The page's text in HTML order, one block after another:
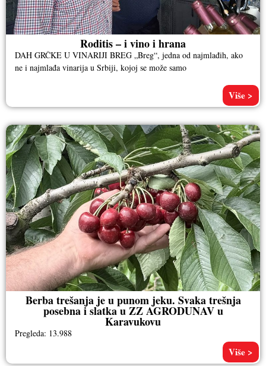
Roditis – i vino i hrana
DAH GRČKE U VINARIJI BREG „Breg“, jedna od najmlađih, ako
ne i najmlađa vinarija u Srbiji, kojoj se može samo
Više >
Berba trešanja je u punom jeku. Svaka trešnja
posebna i slatka u ZZ AGRODUNAV u
Karavukovu
Pregleda: 13.988
Više >